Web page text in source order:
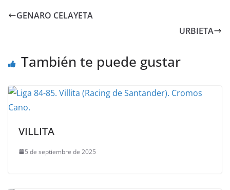
GENARO CELAYETA
URBIETA
También te puede gustar
VILLITA
5 de septiembre de 2025